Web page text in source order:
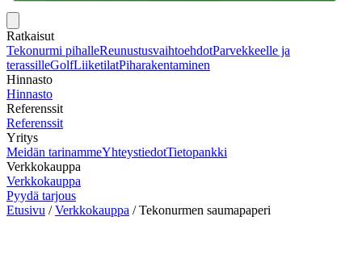
Ratkaisut
Tekonurmi pihalleReunustusvaihtoehdotParvekkeelle ja
terassilleGolfLiiketilatPiharakentaminen
Hinnasto
Hinnasto
Referenssit
Referenssit
Yritys
Meidän tarinammeYhteystiedotTietopankki
Verkkokauppa
Verkkokauppa
Pyydä tarjous
Etusivu / Verkkokauppa / Tekonurmen saumapaperi